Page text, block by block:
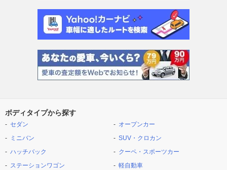
ボディタイプから探す
セダン
ミニバン
ハッチバック
ステーションワゴン
オープンカー
SUV・クロカン
クーペ・スポーツカー
軽自動車